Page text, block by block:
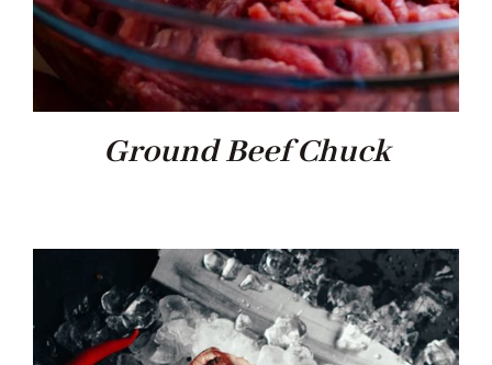
Ground Beef Chuck